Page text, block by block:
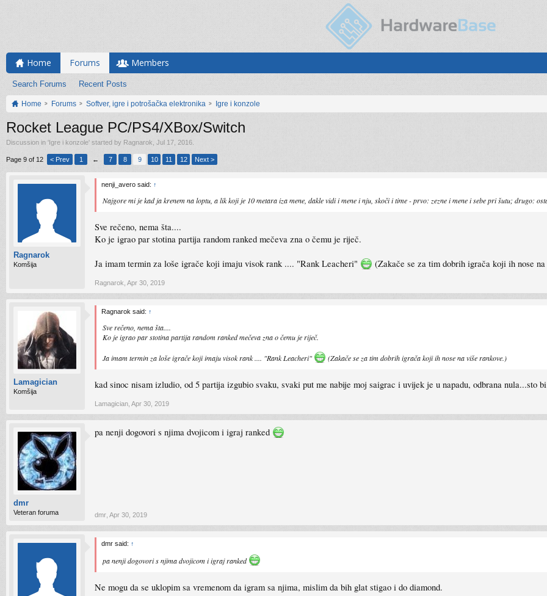
Home Forums
Search Forums Recent Posts
Members
Home Forums Softver, igre i potrošačka elektronika Igre i konzole
Rocket League PC/PS4/XBox/Switch
Discussion in 'Igre i konzole' started by Ragnarok Jul 17, 2016
Page 9 of 12 < Prev 1 ← 7 8 9 10 11 12 Next >
Ragnarok
Komšija
nenji_avero said: ↑
Najgore mi je kad ja krenem na loptu, a lik koji je 10 metara iza mene, dakle vidi i mene i nju, skoči i time - prvo: zezne i mene i sebe pri šutu; drugo:
Sve rečeno, nema šta....
Ko je igrao par stotina partija random ranked mečeva zna o čemu je riječ.
Ja imam termin za loše igrače koji imaju visok rank .... "Rank Leacheri" (Zakače se za tim dobrih igrača koji ih nose
Ragnarok Apr 30, 2019
Lamagician
Komšija
Ragnarok said: ↑
Sve rečeno, nema šta....
Ko je igrao par stotina partija random ranked mečeva zna o čemu je riječ.
Ja imam termin za loše igrače koji imaju visok rank .... "Rank Leacheri" (Zakače se za tim dobrih igrača koji ih nose na više rankove.)
kad sinoc nisam izludio, od 5 partija izgubio svaku, svaki put me nabije moj saigrac i uvijek je u napadu, odbrana nula...sto
Lamagician Apr 30, 2019
dmr
Veteran foruma
pa nenji dogovori s njima dvojicom i igraj ranked
dmr Apr 30, 2019
dmr said: ↑
pa nenji dogovori s njima dvojicom i igraj ranked
Ne mogu da se uklopim sa vremenom da igram sa njima, mislim da bih glat stigao i do diamond.